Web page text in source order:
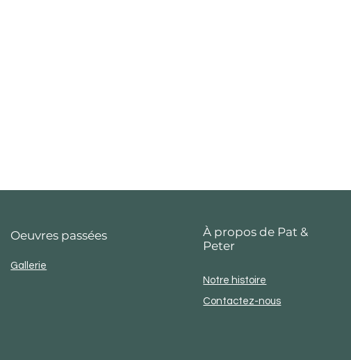
Oeuvres passées
Gallerie
À propos de Pat &
Peter
Notre histoire
Contactez-nous